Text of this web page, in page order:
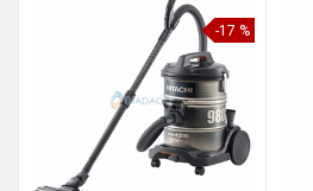
-17 %